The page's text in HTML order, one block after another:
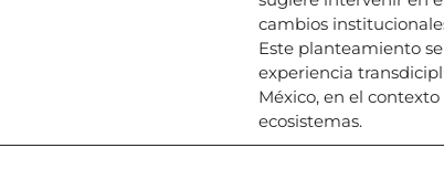
cambios
Este planteamiento
experiencia
México, en el
ecosistemas.